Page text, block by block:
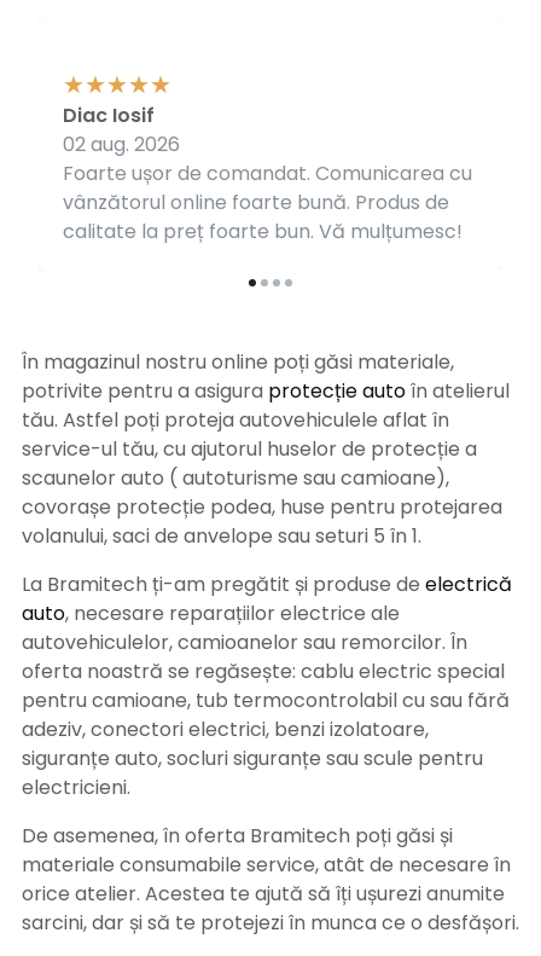
Foarte ușor de comandat. Comunicarea cu
vânzătorul online foarte bună. Produs de
calitate la preț foarte bun. Vă mulțumesc!
Diac Iosif
02 aug. 2026
În magazinul nostru online poți găsi materiale,
potrivite pentru a asigura protecție autoîn atelierul
tău. Astfel poți proteja autovehiculele aflat în
service-ul tău, cu ajutorul huselor de protecție a
scaunelor auto ( autoturisme sau camioane),
covorașe protecție podea, huse pentru protejarea
volanului, saci de anvelope sau seturi 5 în 1.
La Bramitech ți-am pregătit și produse de electrică
auto, necesare reparațiilor electrice ale
autovehiculelor, camioanelor sau remorcilor. În
oferta noastră se regăsește: cablu electric special
pentru camioane, tub termocontrolabil cu sau fără
adeziv, conectori electrici, benzi izolatoare,
siguranțe auto, socluri siguranțe sau scule pentru
electricieni.
De asemenea, în oferta Bramitech poți găsi și
materiale consumabile service, atât de necesare în
orice atelier. Acestea te ajută să îți ușurezi anumite
sarcini, dar și să te protejezi în munca ce o desfășori.